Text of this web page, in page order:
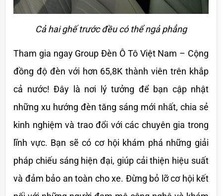
Cả hai ghế trước đều có thể ngả phẳng
Tham gia ngay Group Đèn Ô Tô Việt Nam – Cộng
đồng độ đèn với hơn 65,8K thành viên trên khắp
cả nước! Đây là nơi lý tưởng để bạn cập nhật
những xu hướng đèn tăng sáng mới nhất, chia sẻ
kinh nghiệm và trao đổi với các chuyên gia trong
lĩnh vực. Bạn sẽ có cơ hội khám phá những giải
pháp chiếu sáng hiện đại, giúp cải thiện hiệu suất
và đảm bảo an toàn cho xe. Đừng bỏ lỡ cơ hội kết